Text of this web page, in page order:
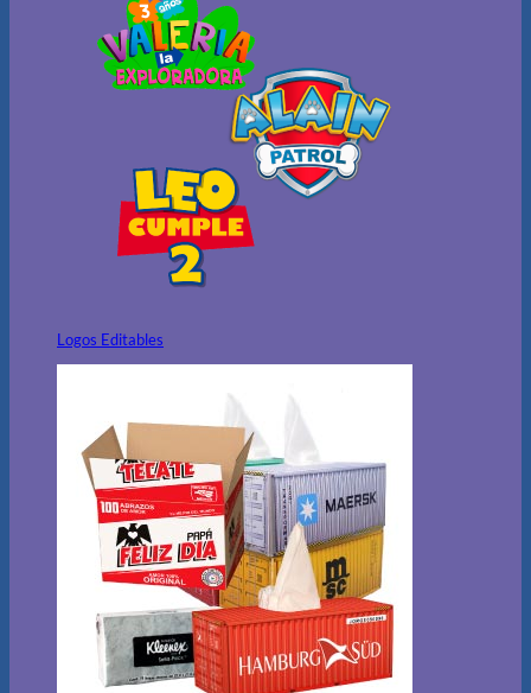
Logos Editables